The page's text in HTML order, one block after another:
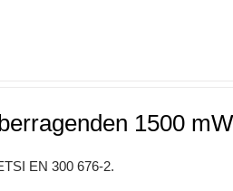
1500
EN 300 676-2.